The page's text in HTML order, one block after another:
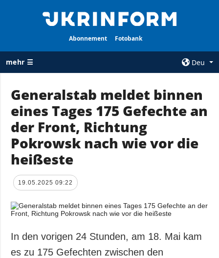
Abonnement Fotobank
mehr ☰
Deu
ALLE
RUBRIKEN
Krieg
Wiederaufbau
der Ukraine
Politik
Wirtschaft
Militär
Kultur
Sport
AGENTUR
Über uns
Kontakte
personenbezogener
Daten
Generalstab meldet binnen
eines Tages 175 Gefechte an
der Front, Richtung
Pokrowsk nach wie vor die
heißeste
19.05.2025 09:22
In den vorigen 24 Stunden, am 18. Mai kam
es zu 175 Gefechten zwischen den